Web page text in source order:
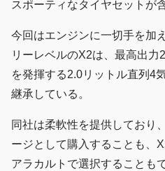
スポーティなタイヤセットが
今回はエンジンに一切手を加
リーレベルのX2は、最高出
を発揮する2.0リットル直列4
継承している。
同社は柔軟性を提供しており
ージとして購入することも、
アラカルトで選択することも